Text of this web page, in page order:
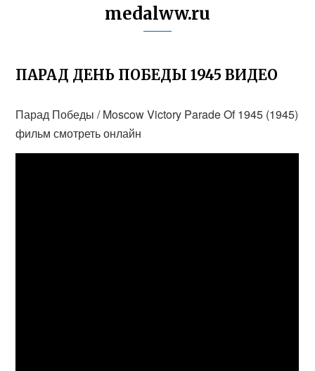
medalww.ru
ПАРАД ДЕНЬ ПОБЕДЫ 1945 ВИДЕО
Парад Победы / Moscow Victory Parade Of 1945 (1945)
фильм смотреть онлайн